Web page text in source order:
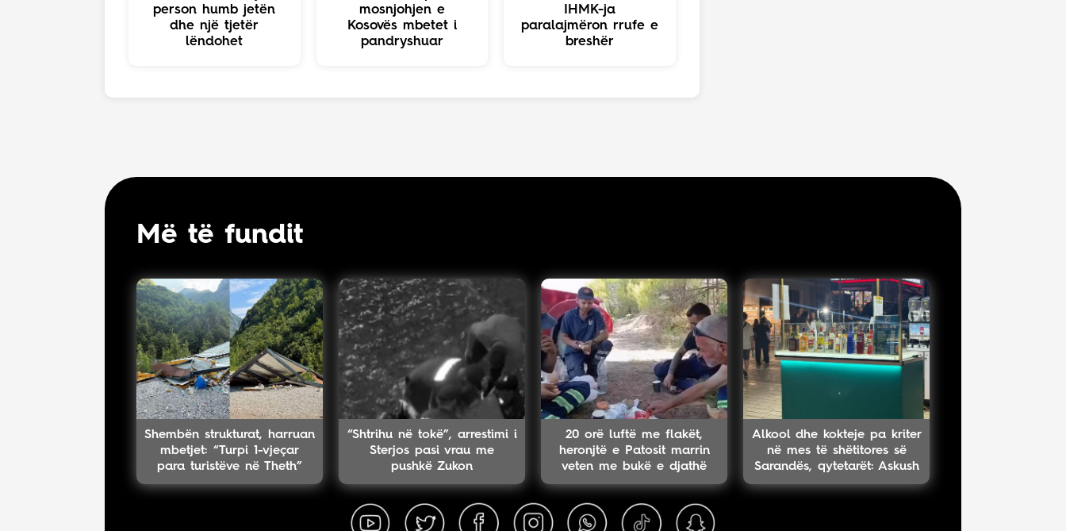
person humb jetën
dhe një tjetër
lëndohet
mosnjohjen e
Kosovës mbetet i
pandryshuar
IHMK-ja
paralajmëron rrufe e
breshër
Më të fundit
Shembën strukturat, harruan
mbetjet: “Turpi 1-vjeçar
para turistëve në Theth”
“Shtrihu në tokë”, arrestimi i
Sterjos pasi vrau me
pushkë Zukon
20 orë luftë me flakët,
heronjtë e Patosit marrin
veten me bukë e djathë
Alkool dhe kokteje pa kriter
në mes të shëtitores së
Sarandës, qytetarët: Askush
s’pyet për moshën